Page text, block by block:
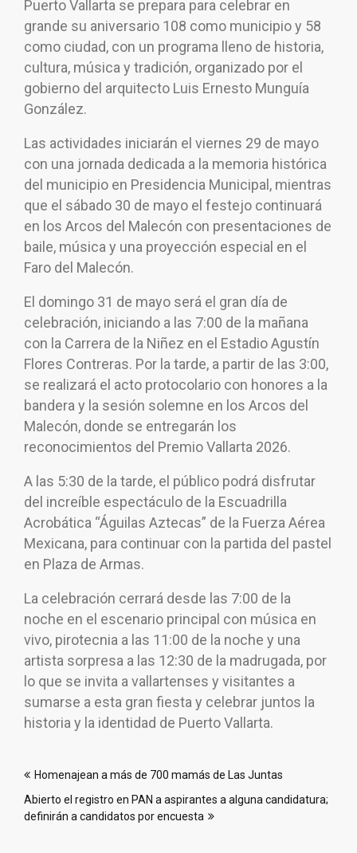
Puerto Vallarta se prepara para celebrar en
grande su aniversario 108 como municipio y 58
como ciudad, con un programa lleno de historia,
cultura, música y tradición, organizado por el
gobierno del arquitecto Luis Ernesto Munguía
González.
Las actividades iniciarán el viernes 29 de mayo
con una jornada dedicada a la memoria histórica
del municipio en Presidencia Municipal, mientras
que el sábado 30 de mayo el festejo continuará
en los Arcos del Malecón con presentaciones de
baile, música y una proyección especial en el
Faro del Malecón.
El domingo 31 de mayo será el gran día de
celebración, iniciando a las 7:00 de la mañana
con la Carrera de la Niñez en el Estadio Agustín
Flores Contreras. Por la tarde, a partir de las 3:00,
se realizará el acto protocolario con honores a la
bandera y la sesión solemne en los Arcos del
Malecón, donde se entregarán los
reconocimientos del Premio Vallarta 2026.
A las 5:30 de la tarde, el público podrá disfrutar
del increíble espectáculo de la Escuadrilla
Acrobática “Águilas Aztecas” de la Fuerza Aérea
Mexicana, para continuar con la partida del pastel
en Plaza de Armas.
La celebración cerrará desde las 7:00 de la
noche en el escenario principal con música en
vivo, pirotecnia a las 11:00 de la noche y una
artista sorpresa a las 12:30 de la madrugada, por
lo que se invita a vallartenses y visitantes a
sumarse a esta gran fiesta y celebrar juntos la
historia y la identidad de Puerto Vallarta.
de
entradas
Homenajean a más de 700 mamás de Las Juntas
Abierto el registro en PAN a aspirantes a alguna candidatura;
definirán a candidatos por encuesta